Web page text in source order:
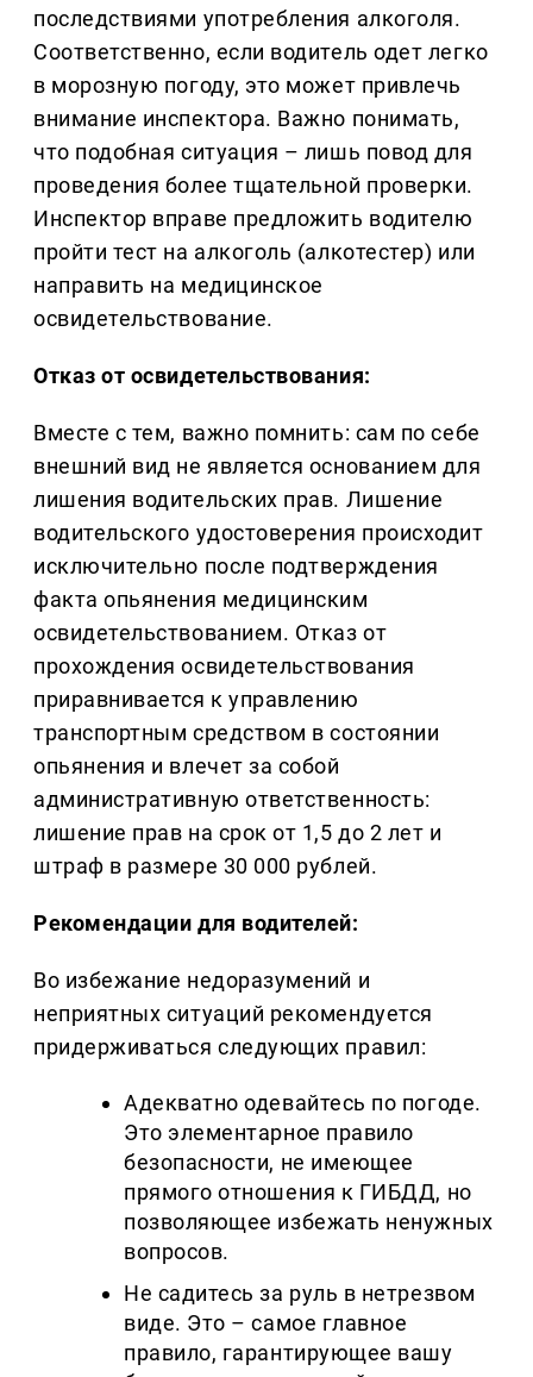
последствиями употребления алкоголя.
Соответственно, если водитель одет легко
в морозную погоду, это может привлечь
внимание инспектора. Важно понимать,
что подобная ситуация – лишь повод для
проведения более тщательной проверки.
Инспектор вправе предложить водителю
пройти тест на алкоголь (алкотестер) или
направить на медицинское
освидетельствование.
Отказ от освидетельствования:
Вместе с тем, важно помнить: сам по себе
внешний вид не является основанием для
лишения водительских прав. Лишение
водительского удостоверения происходит
исключительно после подтверждения
факта опьянения медицинским
освидетельствованием. Отказ от
прохождения освидетельствования
приравнивается к управлению
транспортным средством в состоянии
опьянения и влечет за собой
административную ответственность:
лишение прав на срок от 1,5 до 2 лет и
штраф в размере 30 000 рублей.
Рекомендации для водителей:
Во избежание недоразумений и
неприятных ситуаций рекомендуется
придерживаться следующих правил:
Адекватно одевайтесь по погоде.
Это элементарное правило
безопасности, не имеющее
прямого отношения к ГИБДД, но
позволяющее избежать ненужных
вопросов.
Не садитесь за руль в нетрезвом
виде. Это – самое главное
правило, гарантирующее вашу